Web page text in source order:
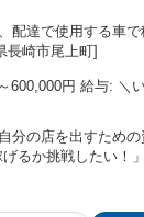
です。
長崎市尾上町]
与: ＼いくら稼ぎたい！をご相
能力や稼ぎたい額に
。 お気軽にご相談
るか挑戦したい！
自動車免許（AT限